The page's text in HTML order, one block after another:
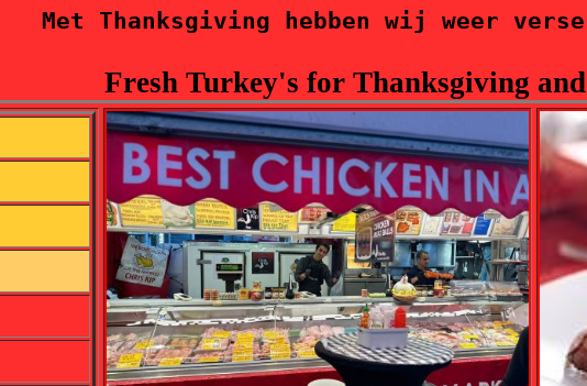
Met Thanksgiving hebben wij weer
Fresh Turkey's for Thanksgiving